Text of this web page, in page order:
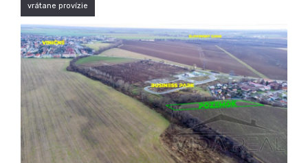
vrátane provízie